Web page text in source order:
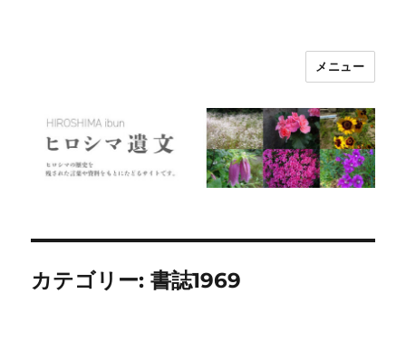
メニュー
カテゴリー:書誌1969